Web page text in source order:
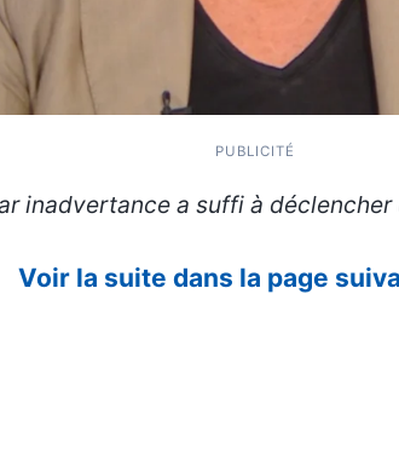
PUBLICITÉ
inadvertance a suffi à
Voir la suite dans la page